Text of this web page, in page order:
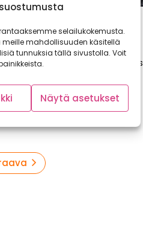
selailukokemusta.
mahdollisuuden käsitellä
tunnuksia tällä sivustolla. Voit
Näytä asetukset
menestystarinoita
kuinka kotitaloutesi
muuttuisivat, jos
Nämä...